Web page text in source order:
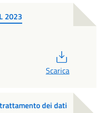
2023
Scarica
dei dati